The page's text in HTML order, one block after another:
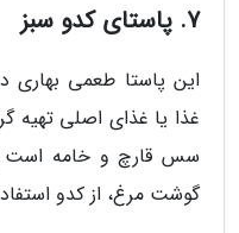
7. پاستای کدو سبز
این پاستا طعمی بهاری
غذا یا غذای اصلی تهیه
سس قارچ و خامه است
گوشت مرغ، از کدو